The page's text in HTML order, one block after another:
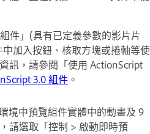
件」(具有已定義參數的影片片
加入按鈕、核取方塊或捲軸等使
訊，請參閱「使用 ActionScript
3.0 組件 。
境中預覽組件實體中的動畫及 9
請選取「控制 > 啟動即時預